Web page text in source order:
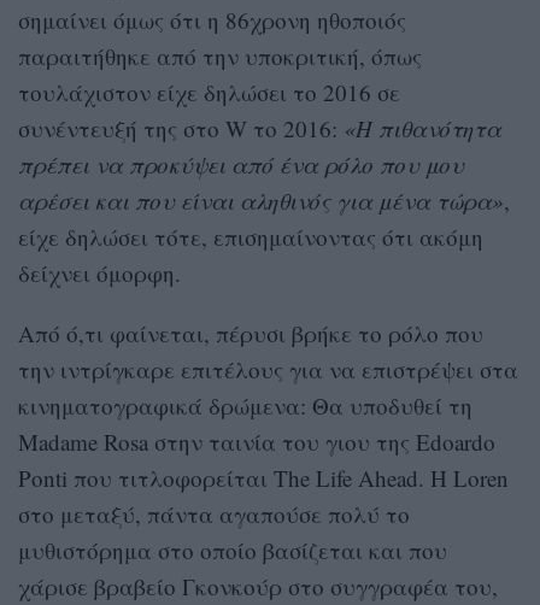
σημαίνει όμως ότι η 86χρονη ηθοποιός
παραιτήθηκε από την υποκριτική, όπως
τουλάχιστον είχε δηλώσει το 2016 σε
συνέντευξή της στο W το 2016: «Η πιθανότητα
πρέπει να προκύψει από ένα ρόλο που μου
αρέσει και που είναι αληθινός για μένα τώρα»,
είχε δηλώσει τότε, επισημαίνοντας ότι ακόμη
δείχνει όμορφη.
Από ό,τι φαίνεται, πέρυσι βρήκε το ρόλο που
την ιντρίγκαρε επιτέλους για να επιστρέψει στα
κινηματογραφικά δρώμενα: Θα υποδυθεί τη
Madame Rosa στην ταινία του γιου της Edoardo
Ponti που τιτλοφορείται The Life Ahead. Η Loren
στο μεταξύ, πάντα αγαπούσε πολύ το
μυθιστόρημα στο οποίο βασίζεται και που
χάρισε βραβείο Γκονκούρ στο συγγραφέα του,